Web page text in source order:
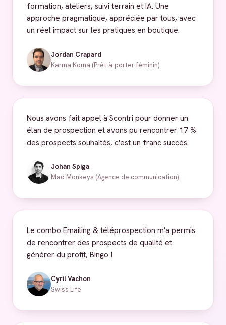
formation, ateliers, suivi terrain et IA. Une
approche pragmatique, appréciée par tous, avec
un réel impact sur les pratiques en boutique.
Jordan Crapard
Karma Koma (Prêt-à-porter féminin)
Nous avons fait appel à Scontri pour donner un
élan de prospection et avons pu rencontrer 17 %
des prospects souhaités, c'est un franc succès.
Johan Spiga
Mad Monkeys (Agence de communication)
Le combo Emailing & téléprospection m'a permis
de rencontrer des prospects de qualité et
générer du profit, Bingo !
Cyril Vachon
Swiss Life